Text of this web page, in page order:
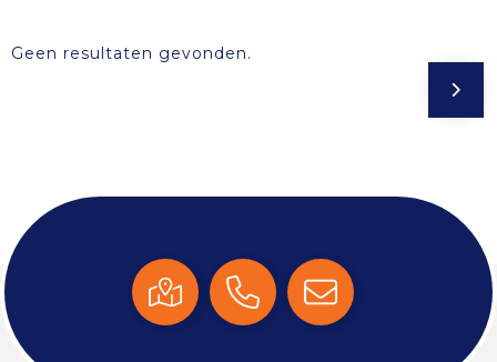
Geen resultaten gevonden.